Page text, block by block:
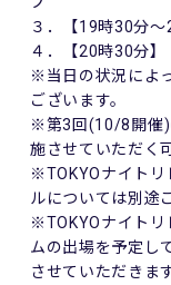
３．【19時30分
４．【20時30分】
※当日の状況によ
ございます。
※第3回(10/8開催)
施させていただく
※TOKYOナイトリ
ルについては別途
※TOKYOナイト
ムの出場を予定し
させていただきま